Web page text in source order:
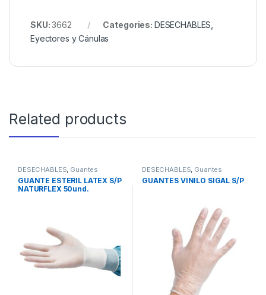
SKU:3662 Categories: DESECHABLES
Eyectores y Cánulas
Related products
DESECHABLES Guantes
GUANTE ESTERIL LATEX S/P
NATURFLEX 50und.
DESECHABLES Guantes
GUANTES VINILO SIGAL S/P